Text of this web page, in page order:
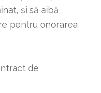
și să aibă
pentru onorarea
de